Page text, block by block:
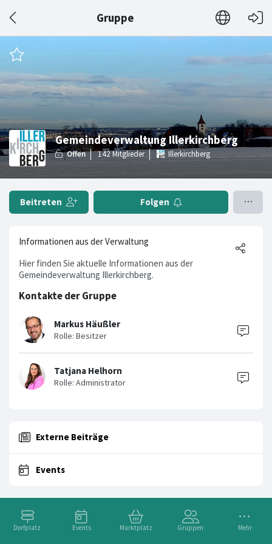
Gruppe
Dorfplatz Events Marktplatz Gruppen Mehr
Gemeindeverwaltung Illerkirchberg
Illerkirchberg
Beitreten Folgen
Informationen aus der Verwaltung
Hier finden Sie aktuelle Informationen aus der
Gemeindeverwaltung Illerkirchberg.
Kontakte der Gruppe
Markus Häußler
Tatjana Helhorn
Externe Beiträge
Events